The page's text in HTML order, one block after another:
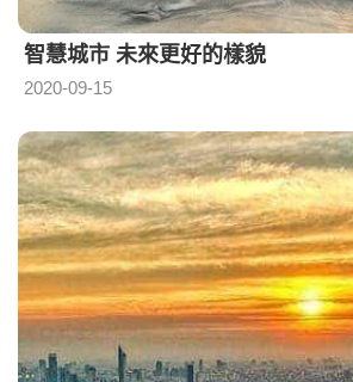
智慧城市 未來更好的樣貌
2020-09-15